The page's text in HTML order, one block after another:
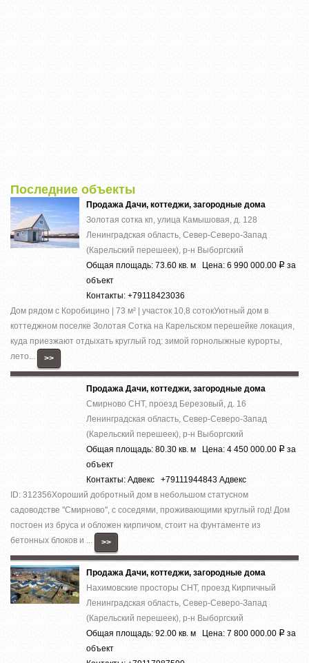
Последние объекты
Продажа Дачи, коттеджи, загородные дома
Золотая сотка кп, улица Камышовая, д. 128
Ленинградская область, Север-Северо-Запад
(Карельский перешеек), р-н Выборгский
Общая площадь: 73.60 кв. м Цена: 6 990 000.00 Р за
объект
Контакты: +79118423036
Дом рядом с Коробицино | 73 м² | участок 10,8 сотокУютный дом в
коттеджном поселке Золотая Сотка на Карельском перешейке локация,
куда приезжают отдыхать круглый год: зимой горнолыжные курорты,
лето...
>>
Продажа Дачи, коттеджи, загородные дома
Смирново СНТ, проезд Березовый, д. 16
Ленинградская область, Север-Северо-Запад
(Карельский перешеек), р-н Выборгский
Общая площадь: 80.30 кв. м Цена: 4 450 000.00 Р за
объект
Контакты: Адвекс +79111944843 Адвекс
ID: 312356Хороший добротный дом в небольшом статусном
садоводстве ''Смирново'', с соседями, проживающими круглый год! Дом
постоен из бруса и обложен кирпичом, стоит на фунтаменте из
бетонных блоков и ...
>>
Продажа Дачи, коттеджи, загородные дома
Нахимовские просторы СНТ, проезд Кирпичный
Ленинградская область, Север-Северо-Запад
(Карельский перешеек), р-н Выборгский
Общая площадь: 92.00 кв. м Цена: 7 800 000.00 Р за
объект